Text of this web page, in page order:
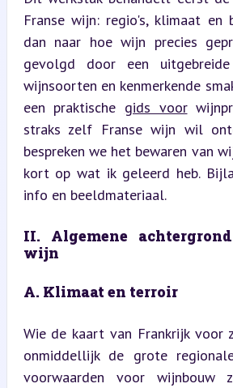
Franse wijn: regio's, klimaat en
dan naar hoe wijn precies
gevolgd door een
wijnsoorten en kenmerkende
een praktische gids voor
straks zelf Franse wijn wil
bespreken we het bewaren van
kort op wat ik geleerd heb.
info en beeldmateriaal.
II. Algemene
wijn
A. Klimaat en terroir
Wie de kaart van Frankrijk voor
onmiddellijk de grote
voorwaarden voor wijnbouw